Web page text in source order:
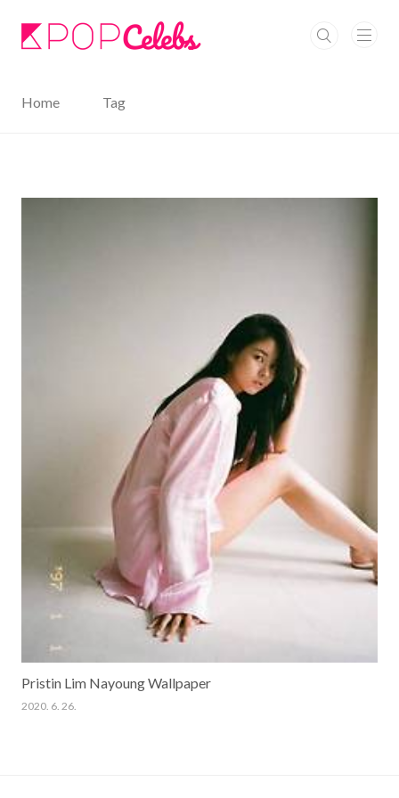
Home Tag
Pristin Lim Nayoung Wallpaper
2020. 6. 26.